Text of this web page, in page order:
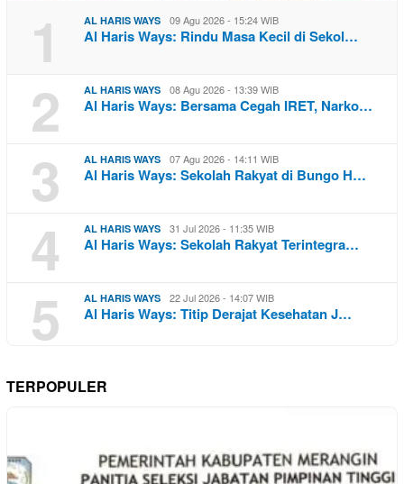
1 AL HARIS WAYS 09 Agu 2026 - 15:24 WIB
Al Haris Ways: Rindu Masa Kecil di Sekol…
2 AL HARIS WAYS 08 Agu 2026 - 13:39 WIB
Al Haris Ways: Bersama Cegah IRET, Narko…
3 AL HARIS WAYS 07 Agu 2026 - 14:11 WIB
Al Haris Ways: Sekolah Rakyat di Bungo H…
4 AL HARIS WAYS 31 Jul 2026 - 11:35 WIB
Al Haris Ways: Sekolah Rakyat Terintegra…
5 AL HARIS WAYS 22 Jul 2026 - 14:07 WIB
Al Haris Ways: Titip Derajat Kesehatan J…
TERPOPULER